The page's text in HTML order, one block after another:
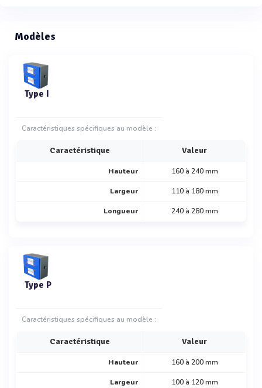
Modèles
Type I
Caractéristiques spécifiques au modèle :
Caractéristique Valeur
Hauteur 160 à 240 mm
Largeur 110 à 180 mm
Longueur 240 à 280 mm
Type P
Caractéristiques spécifiques au modèle :
Caractéristique Valeur
Hauteur 160 à 200 mm
Largeur 100 à 120 mm